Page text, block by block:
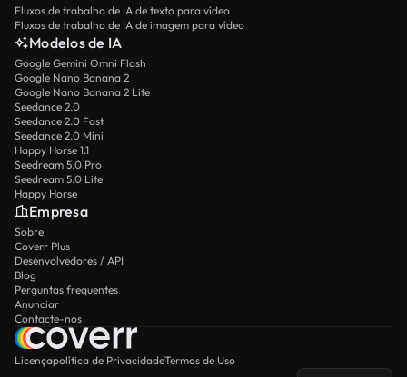
Fluxos de trabalho de IA de texto para vídeo
Fluxos de trabalho de IA de imagem para vídeo
Modelos de IA
Google Gemini Omni Flash
Google Nano Banana 2
Google Nano Banana 2 Lite
Seedance 2.0
Seedance 2.0 Fast
Seedance 2.0 Mini
Happy Horse 1.1
Seedream 5.0 Pro
Seedream 5.0 Lite
Happy Horse
Empresa
Sobre
Coverr Plus
Desenvolvedores / API
Blog
Perguntas frequentes
Anunciar
Contacte-nos
Licençapolítica de PrivacidadeTermos de Uso